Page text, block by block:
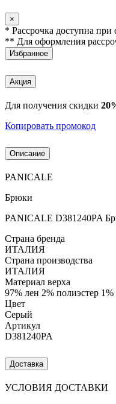
×
* Рассрочка доступна
** Для оформления
Избранное
Акция
Для получения скидки
Копировать промокод
Описание
PANICALE
Брюки
PANICALE D381240PA
Страна бренда
ИТАЛИЯ
Страна производства
ИТАЛИЯ
Материал верха
97% лен 2% полиэстер
Цвет
Серый
Артикул
D381240PA
Доставка
УСЛОВИЯ ДОСТАВКИ